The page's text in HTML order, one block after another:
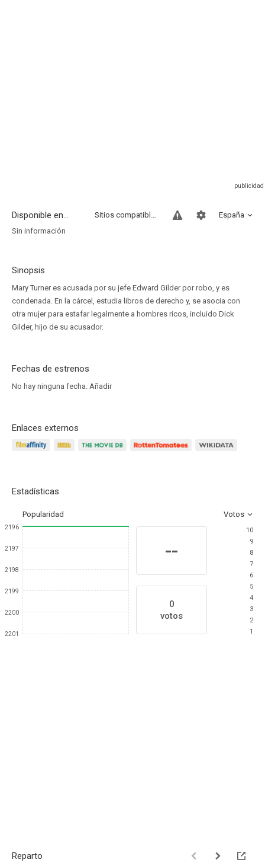
Disponible en... España
Sitios compatibles
Sin información
Sinopsis
Mary Turner es acusada por su jefe Edward Gilder por robo, y es
condenada. En la cárcel, estudia libros de derecho y, se asocia con
otra mujer para estafar legalmente a hombres ricos, incluido Dick
Gilder, hijo de su acusador.
Fechas de estrenos
No hay ninguna fecha. Añadir
Enlaces externos
Estadísticas
Popularidad Votos
2196
2197
2198
2199
2200
2201
--
0
votos
10
9
8
7
6
5
4
3
2
1
Reparto